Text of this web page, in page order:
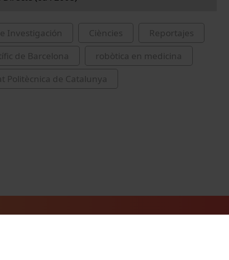
Investigación Ciències
Reportajes
de Barcelona
robòtica en medicina
Politècnica de Catalunya